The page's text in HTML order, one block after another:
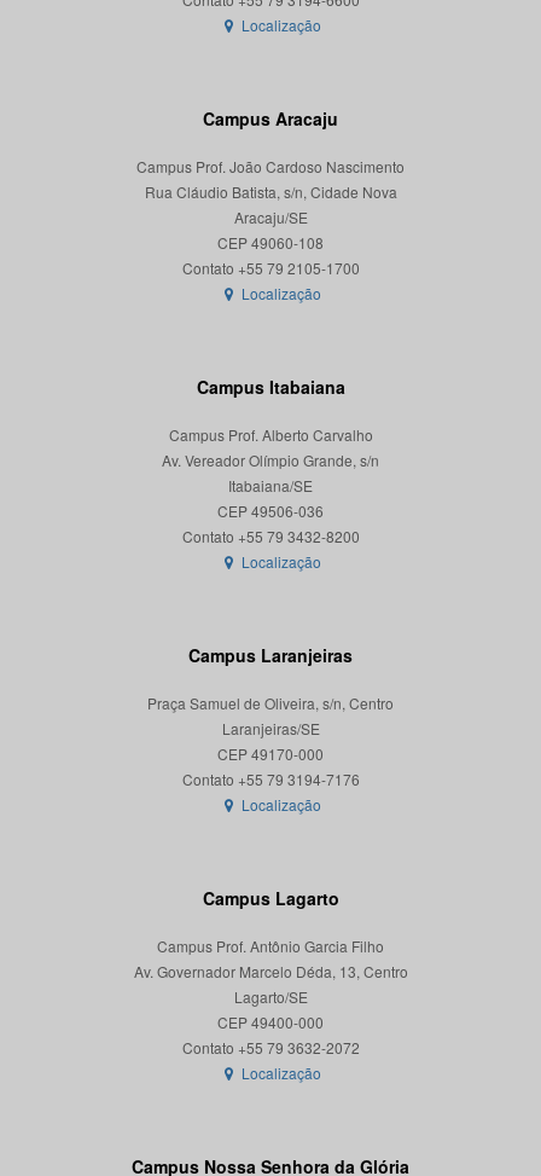
Localização
Campus Aracaju
Campus Prof. João Cardoso Nascimento
Rua Cláudio Batista, s/n, Cidade Nova
Aracaju/SE
CEP 49060-108
Localização
Campus Itabaiana
Campus Prof. Alberto Carvalho
Av. Vereador Olímpio Grande, s/n
Itabaiana/SE
CEP 49506-036
Localização
Campus Laranjeiras
Praça Samuel de Oliveira, s/n, Centro
Laranjeiras/SE
CEP 49170-000
Localização
Campus Lagarto
Campus Prof. Antônio Garcia Filho
Av. Governador Marcelo Déda, 13, Centro
Lagarto/SE
CEP 49400-000
Localização
Campus Nossa Senhora da Glória